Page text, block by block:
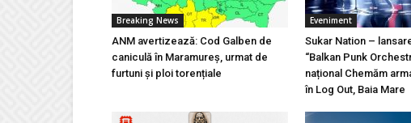
Breaking News
ANM avertizează: Cod Galben de
caniculă în Maramureș, urmat de
furtuni și ploi torențiale
Eveniment
Sukar Nation –
“Balkan Punk
național Chemăm
în Log Out, Baia Mare